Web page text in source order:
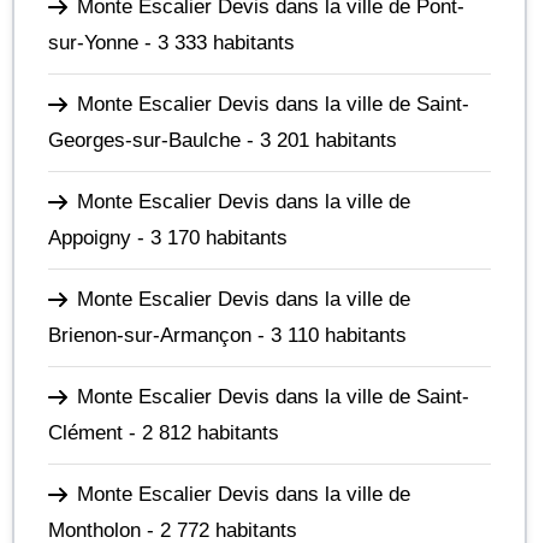
Monte Escalier Devis dans la ville de Pont-
sur-Yonne - 3 333 habitants
Monte Escalier Devis dans la ville de Saint-
Georges-sur-Baulche - 3 201 habitants
Monte Escalier Devis dans la ville de
Appoigny - 3 170 habitants
Monte Escalier Devis dans la ville de
Brienon-sur-Armançon - 3 110 habitants
Monte Escalier Devis dans la ville de Saint-
Clément - 2 812 habitants
Monte Escalier Devis dans la ville de
Montholon - 2 772 habitants